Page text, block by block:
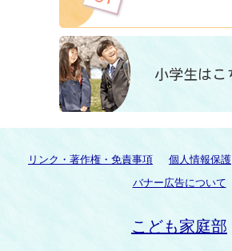
リンク・著作権・免責事項 個人情報保護
バナー広告について
こども家庭部